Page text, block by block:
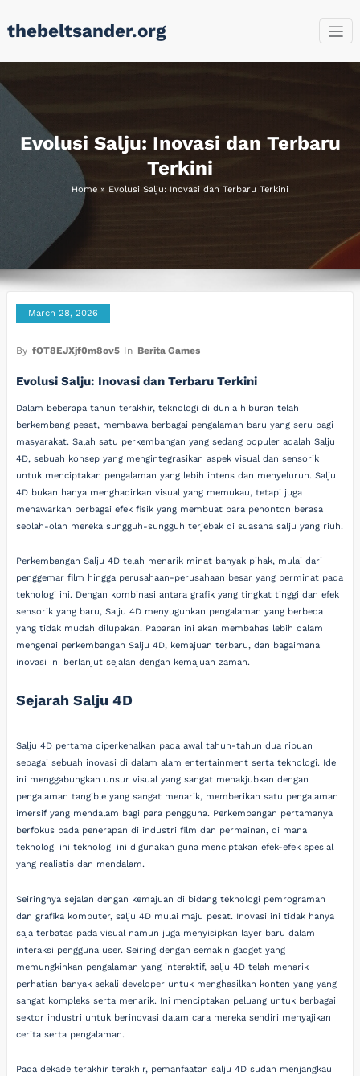
tothebeltsander.org
Evolusi Salju: Inovasi dan Terbaru
Terkini
Home » Evolusi Salju: Inovasi dan Terbaru Terkini
March 28, 2026
By fOT8EJXjf0m8ov5 In Berita Games
Evolusi Salju: Inovasi dan Terbaru Terkini
Dalam beberapa tahun terakhir, teknologi di dunia hiburan telah
berkembang pesat, membawa berbagai pengalaman baru yang seru bagi
masyarakat. Salah satu perkembangan yang sedang populer adalah Salju
4D, sebuah konsep yang mengintegrasikan aspek visual dan sensorik
untuk menciptakan pengalaman yang lebih intens dan menyeluruh. Salju
4D bukan hanya menghadirkan visual yang memukau, tetapi juga
menawarkan berbagai efek fisik yang membuat para penonton berasa
seolah-olah mereka sungguh-sungguh terjebak di suasana salju yang riuh.
Perkembangan Salju 4D telah menarik minat banyak pihak, mulai dari
penggemar film hingga perusahaan-perusahaan besar yang berminat pada
teknologi ini. Dengan kombinasi antara grafik yang tingkat tinggi dan efek
sensorik yang baru, Salju 4D menyuguhkan pengalaman yang berbeda
yang tidak mudah dilupakan. Paparan ini akan membahas lebih dalam
mengenai perkembangan Salju 4D, kemajuan terbaru, dan bagaimana
inovasi ini berlanjut sejalan dengan kemajuan zaman.
Sejarah Salju 4D
Salju 4D pertama diperkenalkan pada awal tahun-tahun dua ribuan
sebagai sebuah inovasi di dalam alam entertainment serta teknologi. Ide
ini menggabungkan unsur visual yang sangat menakjubkan dengan
pengalaman tangible yang sangat menarik, memberikan satu pengalaman
imersif yang mendalam bagi para pengguna. Perkembangan pertamanya
berfokus pada penerapan di industri film dan permainan, di mana
teknologi ini teknologi ini digunakan guna menciptakan efek-efek spesial
yang realistis dan mendalam.
Seiringnya sejalan dengan kemajuan di bidang teknologi pemrograman
dan grafika komputer, salju 4D mulai maju pesat. Inovasi ini tidak hanya
saja terbatas pada visual namun juga menyisipkan layer baru dalam
interaksi pengguna user. Seiring dengan semakin gadget yang
memungkinkan pengalaman yang interaktif, salju 4D telah menarik
perhatian banyak sekali developer untuk menghasilkan konten yang yang
sangat kompleks serta menarik. Ini menciptakan peluang untuk berbagai
sektor industri untuk berinovasi dalam cara mereka sendiri menyajikan
cerita serta pengalaman.
Pada dekade terakhir terakhir, pemanfaatan salju 4D sudah menjangkau